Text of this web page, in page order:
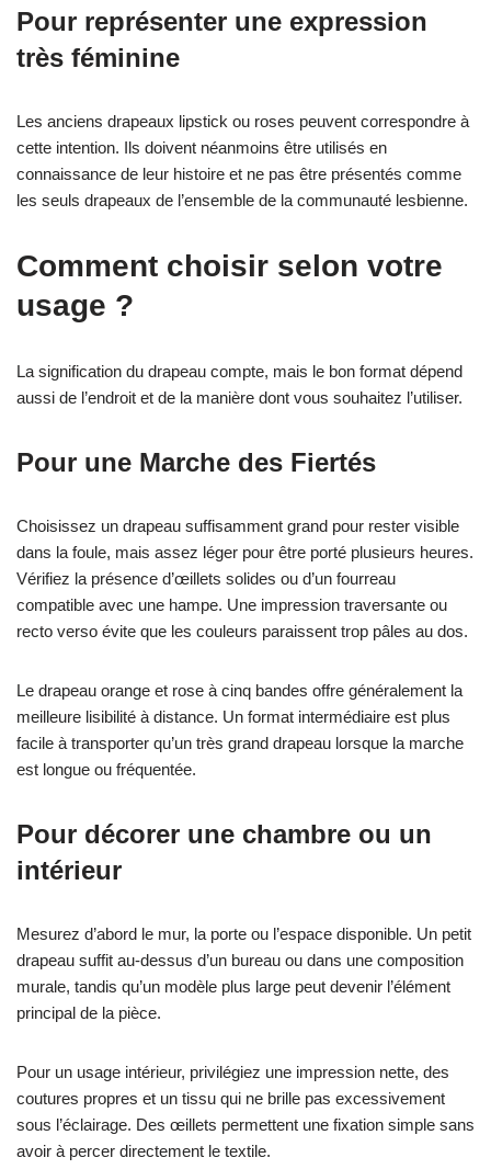
Pour représenter une expression
très féminine
Les anciens drapeaux lipstick ou roses peuvent correspondre à
cette intention. Ils doivent néanmoins être utilisés en
connaissance de leur histoire et ne pas être présentés comme
les seuls drapeaux de l’ensemble de la communauté lesbienne.
Comment choisir selon votre
usage ?
La signification du drapeau compte, mais le bon format dépend
aussi de l’endroit et de la manière dont vous souhaitez l’utiliser.
Pour une Marche des Fiertés
Choisissez un drapeau suffisamment grand pour rester visible
dans la foule, mais assez léger pour être porté plusieurs heures.
Vérifiez la présence d’œillets solides ou d’un fourreau
compatible avec une hampe. Une impression traversante ou
recto verso évite que les couleurs paraissent trop pâles au dos.
Le drapeau orange et rose à cinq bandes offre généralement la
meilleure lisibilité à distance. Un format intermédiaire est plus
facile à transporter qu’un très grand drapeau lorsque la marche
est longue ou fréquentée.
Pour décorer une chambre ou un
intérieur
Mesurez d’abord le mur, la porte ou l’espace disponible. Un petit
drapeau suffit au-dessus d’un bureau ou dans une composition
murale, tandis qu’un modèle plus large peut devenir l’élément
principal de la pièce.
Pour un usage intérieur, privilégiez une impression nette, des
coutures propres et un tissu qui ne brille pas excessivement
sous l’éclairage. Des œillets permettent une fixation simple sans
avoir à percer directement le textile.